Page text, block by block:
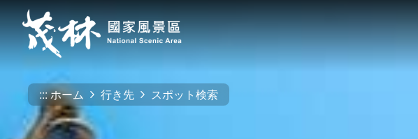
跳
到
主
要
:::ホーム 行き先 スポット検索